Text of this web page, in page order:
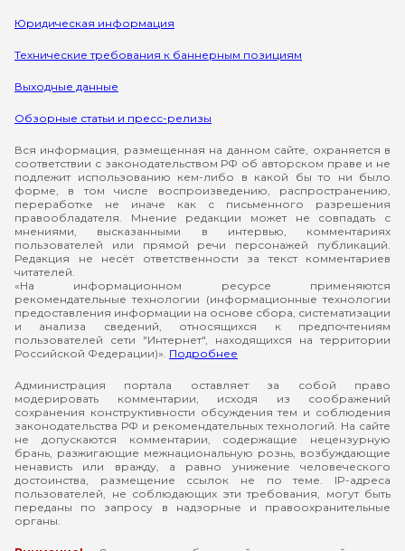
Юридическая информация
Технические требования к баннерным позициям
Выходные данные
Обзорные статьи и пресс-релизы
Вся информация, размещенная на данном сайте, охраняется в
соответствии с законодательством РФ об авторском праве и не
подлежит использованию кем-либо в какой бы то ни было
форме, в том числе воспроизведению, распространению,
переработке не иначе как с письменного разрешения
правообладателя. Мнение редакции может не совпадать с
мнениями, высказанными в интервью, комментариях
пользователей или прямой речи персонажей публикаций.
Редакция не несёт ответственности за текст комментариев
читателей.
«На информационном ресурсе применяются
рекомендательные технологии (информационные технологии
предоставления информации на основе сбора, систематизации
и анализа сведений, относящихся к предпочтениям
пользователей сети "Интернет", находящихся на территории
Российской Федерации)». Подробнее
Администрация портала оставляет за собой право
модерировать комментарии, исходя из соображений
сохранения конструктивности обсуждения тем и соблюдения
законодательства РФ и рекомендательных технологий. На сайте
не допускаются комментарии, содержащие нецензурную
брань, разжигающие межнациональную рознь, возбуждающие
ненависть или вражду, а равно унижение человеческого
достоинства, размещение ссылок не по теме. IP-адреса
пользователей, не соблюдающих эти требования, могут быть
переданы по запросу в надзорные и правоохранительные
органы.